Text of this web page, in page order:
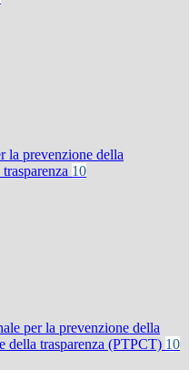
la prevenzione della
10
per la prevenzione della
della trasparenza (PTPCT) 10